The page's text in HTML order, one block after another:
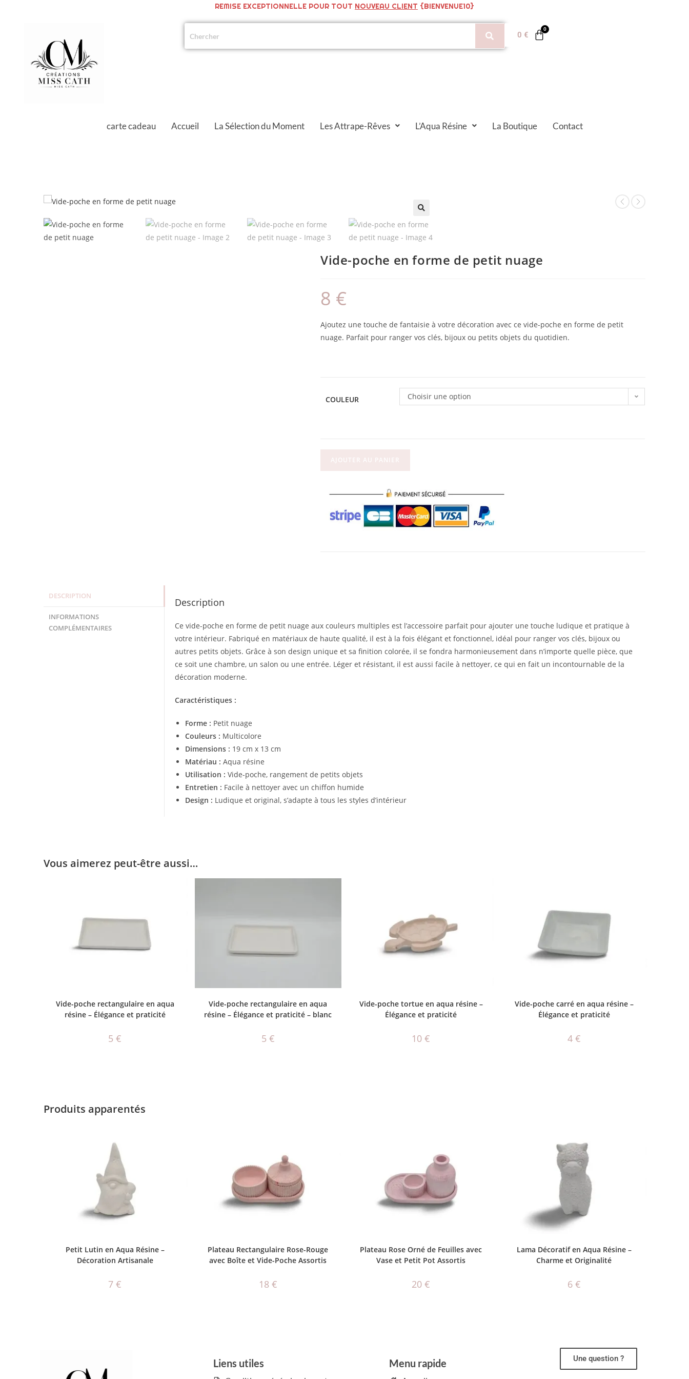
REMISE EXCEPTIONNELLE POUR TOUT NOUVEAU CLIENT {BIENVENUE10}
0 €
carte cadeau Accueil La Sélection du Moment Les Attrape-Rêves L’Aqua Résine La Boutique Contact
🔍
Vide-poche en forme de petit nuage
8 €
Ajoutez une touche de fantaisie à votre décoration avec ce vide-poche en forme de petit
nuage. Parfait pour ranger vos clés, bijoux ou petits objets du quotidien.
COULEUR Choisir une option
DESCRIPTION
INFORMATIONS
COMPLÉMENTAIRES
Description
Ce vide-poche en forme de petit nuage aux couleurs multiples est l’accessoire parfait pour ajouter une touche ludique et pratique à
votre intérieur. Fabriqué en matériaux de haute qualité, il est à la fois élégant et fonctionnel, idéal pour ranger vos clés, bijoux ou
autres petits objets. Grâce à son design unique et sa finition colorée, il se fondra harmonieusement dans n’importe quelle pièce, que
ce soit une chambre, un salon ou une entrée. Léger et résistant, il est aussi facile à nettoyer, ce qui en fait un incontournable de la
décoration moderne.
Caractéristiques :
Forme : Petit nuage
Couleurs : Multicolore
Dimensions : 19 cm x 13 cm
Matériau : Aqua résine
Utilisation : Vide-poche, rangement de petits objets
Entretien : Facile à nettoyer avec un chiffon humide
Design : Ludique et original, s’adapte à tous les styles d’intérieur
Vous aimerez peut-être aussi…
Vide-poche rectangulaire en aqua
résine – Élégance et praticité
5€
Vide-poche rectangulaire en aqua
résine – Élégance et praticité – blanc
5 €
Vide-poche tortue en aqua résine –
Élégance et praticité
10€
Vide-poche carré en aqua résine –
Élégance et praticité
4 €
Produits apparentés
Petit Lutin en Aqua Résine –
Décoration Artisanale
7€
Plateau Rectangulaire Rose-Rouge
avec Boîte et Vide-Poche Assortis
18 €
Plateau Rose Orné de Feuilles avec
Vase et Petit Pot Assortis
20€
Lama Décoratif en Aqua Résine –
Charme et Originalité
6 €
Liens utiles Menu rapide Une question ?